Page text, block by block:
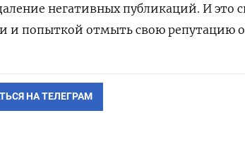
негативных публикаций. И это
и попыткой отмыть свою репутацию
НА ТЕЛЕГРАМ